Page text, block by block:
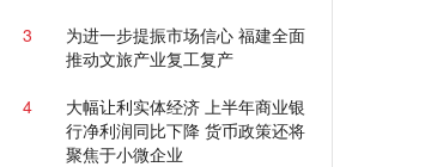
3
为进一步提振市场信心 福建全面
推动文旅产业复工复产
4
大幅让利实体经济 上半年商业银
行净利润同比下降 货币政策还将
聚焦于小微企业